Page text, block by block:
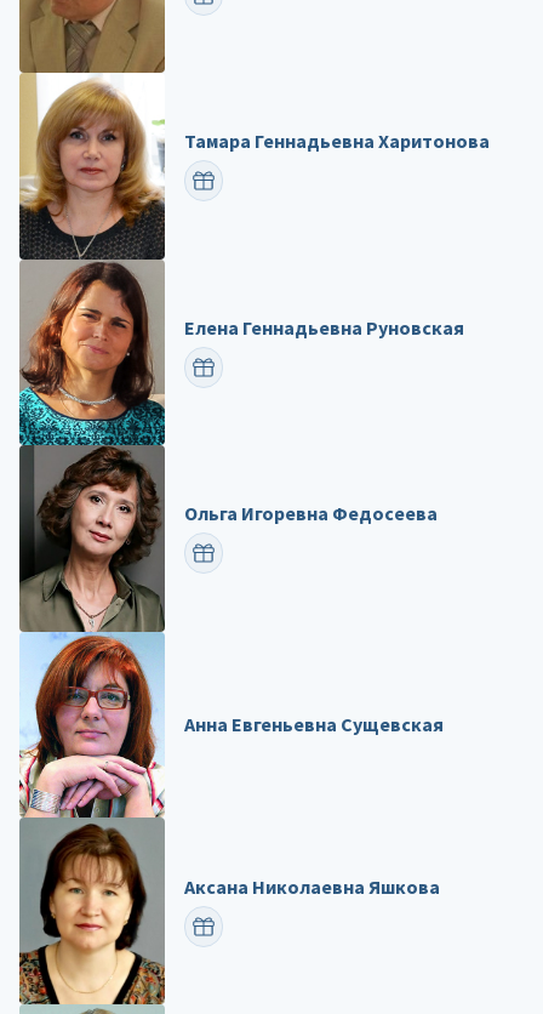
Тамара Геннадьевна Харитонова
ПОЗДРАВИТЬ
Елена Геннадьевна Руновская
ПОЗДРАВИТЬ
Ольга Игоревна Федосеева
ПОЗДРАВИТЬ
Анна Евгеньевна Сущевская
Аксана Николаевна Яшкова
ПОЗДРАВИТЬ